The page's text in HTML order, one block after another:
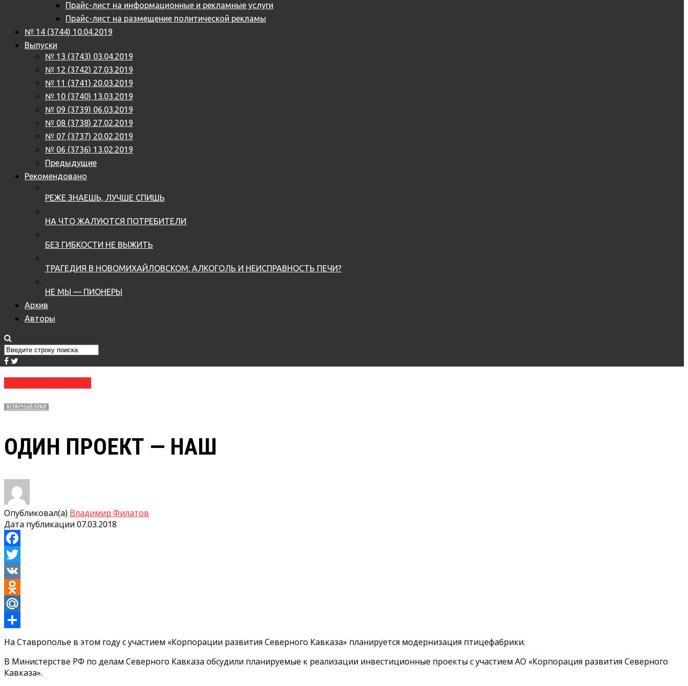
Прайс-лист на информационные и рекламные услуги
Прайс-лист на размещение политической рекламы
№ 14 (3744) 10.04.2019
Выпуски
№ 13 (3743) 03.04.2019
№ 12 (3742) 27.03.2019
№ 11 (3741) 20.03.2019
№ 10 (3740) 13.03.2019
№ 09 (3739) 06.03.2019
№ 08 (3738) 27.02.2019
№ 07 (3737) 20.02.2019
№ 06 (3736) 13.02.2019
Предыдущие
Рекомендовано
РЕЖЕ ЗНАЕШЬ, ЛУЧШЕ СПИШЬ
НА ЧТО ЖАЛУЮТСЯ ПОТРЕБИТЕЛИ
БЕЗ ГИБКОСТИ НЕ ВЫЖИТЬ
ТРАГЕДИЯ В НОВОМИХАЙЛОВСКОМ: АЛКОГОЛЬ И НЕИСПРАВНОСТЬ ПЕЧИ?
НЕ МЫ — ПИОНЕРЫ
Архив
Авторы
АГРАРНЫЙ КРАЙ
ОДИН ПРОЕКТ — НАШ
Опубликовал(а) Владимир Филатов
Дата публикации 07.03.2018
Facebook
Twitter
VK
Odnoklassniki
Mail.Ru
Отправить
На Ставрополье в этом году с участием «Корпорации развития Северного Кавказа» планируется модернизация птицефабрики.
В Министерстве РФ по делам Северного Кавказа обсудили планируемые к реализации инвестиционные проекты с участием АО «Корпорация развития Северного
Кавказа».